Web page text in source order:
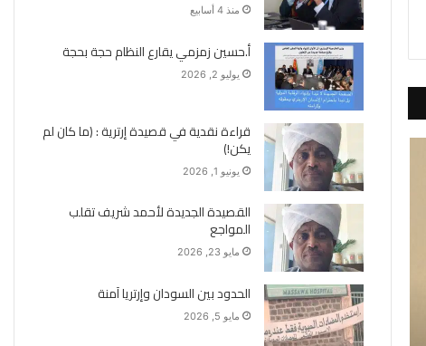
منذ 4 أسابيع
أ.حسين زمزمي يقارع النظام حجة بحجة
يوليو 2, 2026
قراءة نقدية في قصيدة إرترية : (ما كان لم
يكن!)
يونيو 1, 2026
القصيدة الجديدة لأحمد شريف تقلب
المواجع
مايو 23, 2026
الحدود بين السودان وإرتريا آمنة
مايو 5, 2026